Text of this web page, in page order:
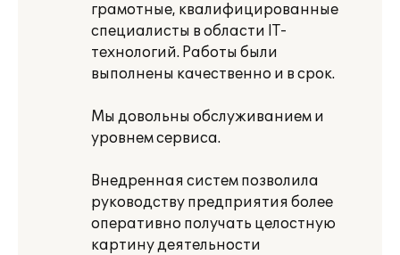
грамотные, квалифицированные
специалисты в области IТ-
технологий. Работы были
выполнены качественно и в срок.
Мы довольны обслуживанием и
уровнем сервиса.
Внедренная систем позволила
руководству предприятия более
оперативно получать целостную
картину деятельности